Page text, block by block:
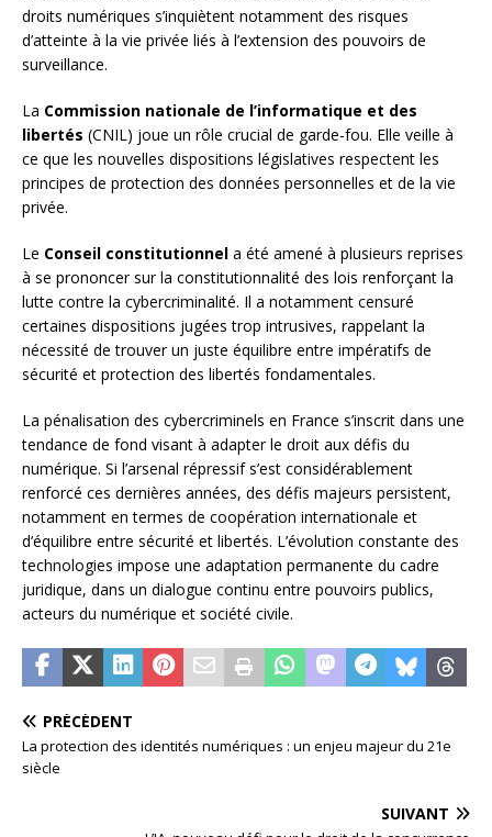
droits numériques s’inquiètent notamment des risques
d’atteinte à la vie privée liés à l’extension des pouvoirs de
surveillance.
La Commission nationale de l’informatique et des
libertés (CNIL) joue un rôle crucial de garde-fou. Elle veille à
ce que les nouvelles dispositions législatives respectent les
principes de protection des données personnelles et de la vie
privée.
Le Conseil constitutionnel a été amené à plusieurs reprises
à se prononcer sur la constitutionnalité des lois renforçant la
lutte contre la cybercriminalité. Il a notamment censuré
certaines dispositions jugées trop intrusives, rappelant la
nécessité de trouver un juste équilibre entre impératifs de
sécurité et protection des libertés fondamentales.
La pénalisation des cybercriminels en France s’inscrit dans une
tendance de fond visant à adapter le droit aux défis du
numérique. Si l’arsenal répressif s’est considérablement
renforcé ces dernières années, des défis majeurs persistent,
notamment en termes de coopération internationale et
d’équilibre entre sécurité et libertés. L’évolution constante des
technologies impose une adaptation permanente du cadre
juridique, dans un dialogue continu entre pouvoirs publics,
acteurs du numérique et société civile.
PRÉCÉDENT
La protection des identités numériques : un enjeu majeur du 21e
siècle
SUIVANT